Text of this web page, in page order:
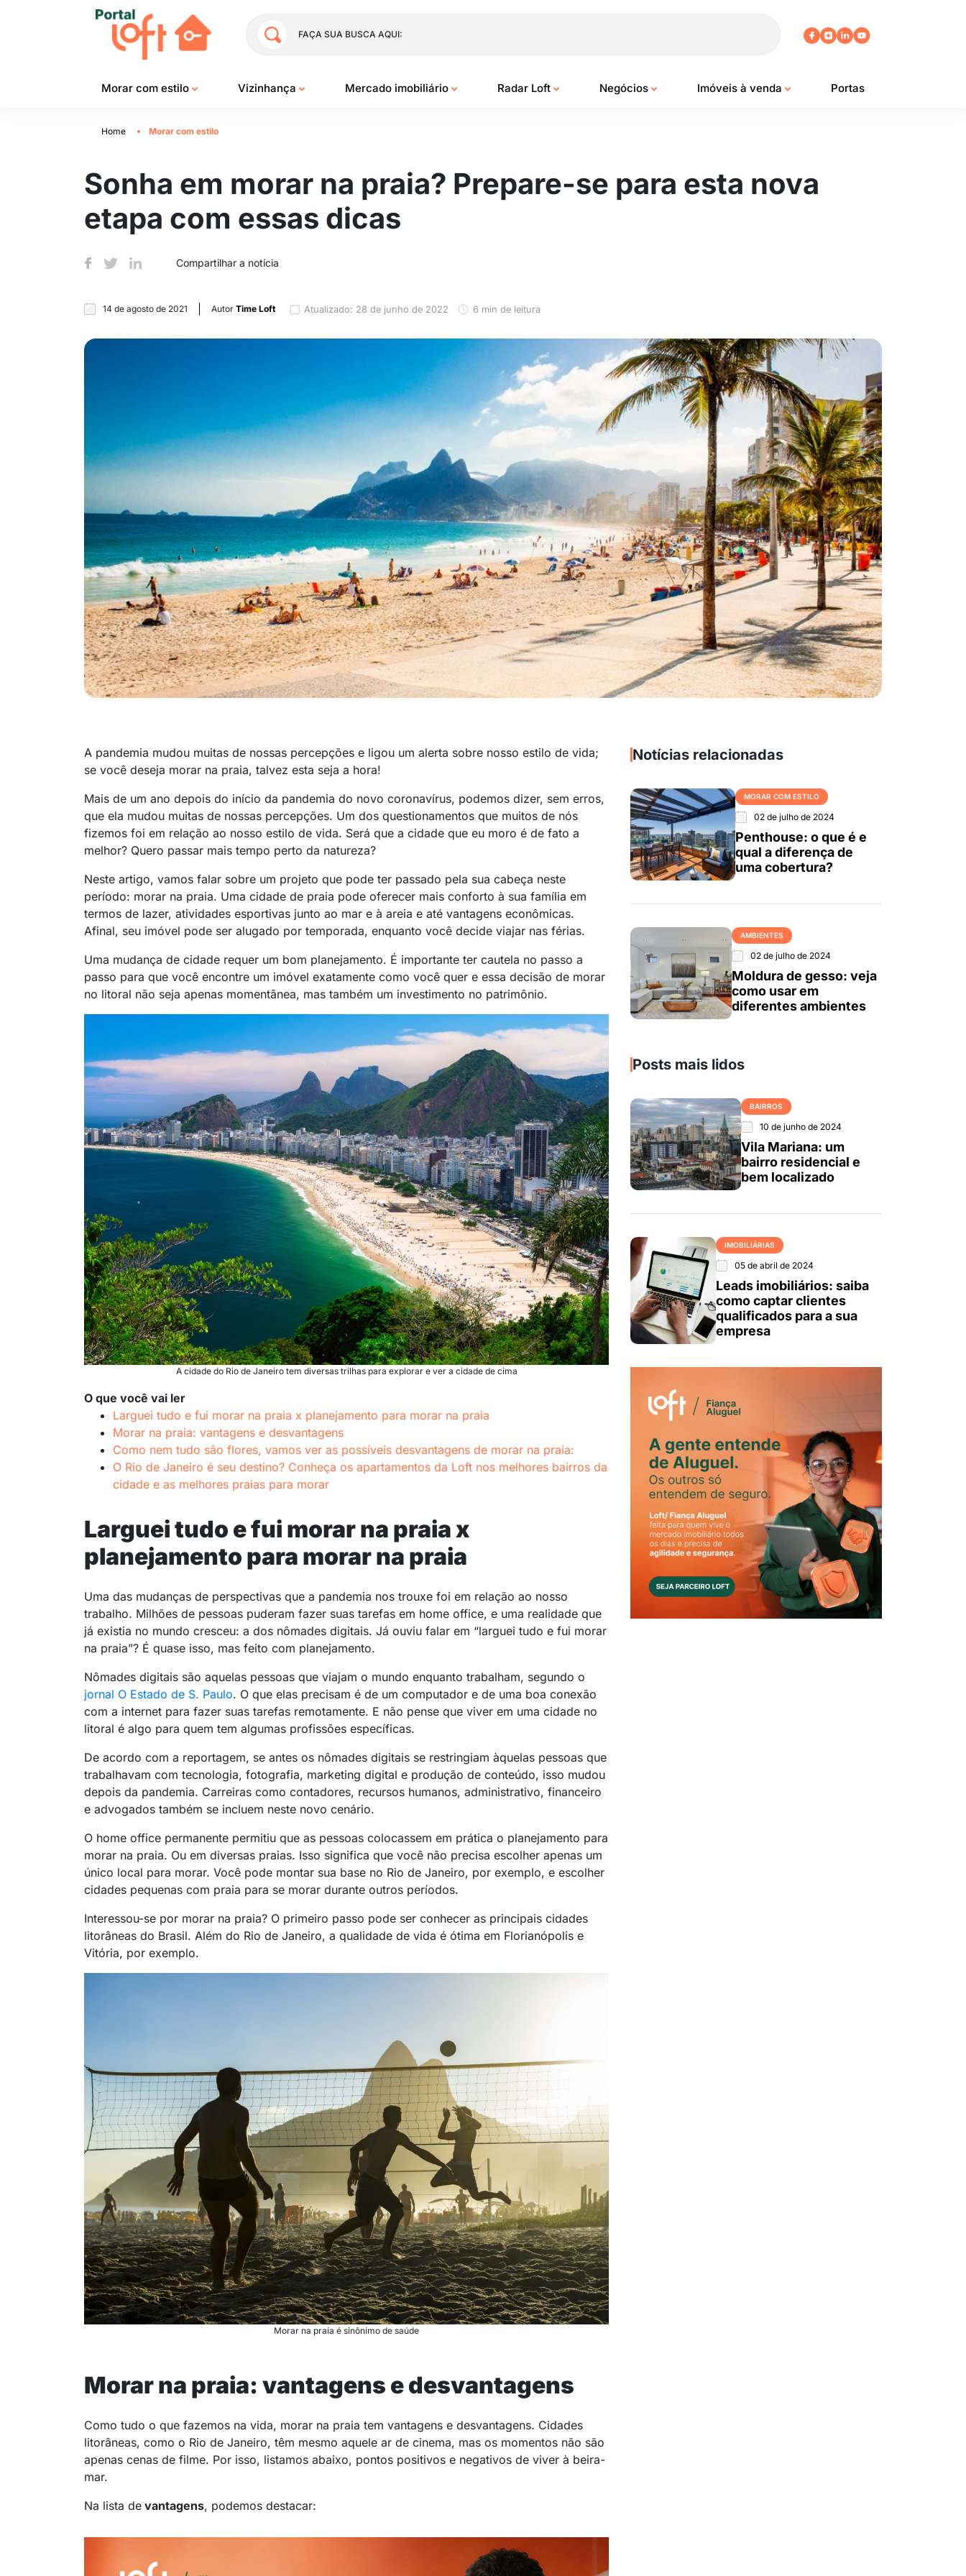
FAÇA SUA BUSCA AQUI:
Morar com estilo Vizinhança Mercado imobiliário Radar Loft Negócios Imóveis à venda Portas
Home Morar com estilo
Sonha em morar na praia? Prepare-se para esta nova
etapa com essas dicas
Compartilhar a notícia
14 de agosto de 2021 Autor Time Loft Atualizado: 28 de junho de 2022 6 min de leitura
A pandemia mudou muitas de nossas percepções e ligou um alerta sobre nosso estilo de vida;
se você deseja morar na praia, talvez esta seja a hora!
Mais de um ano depois do início da pandemia do novo coronavírus, podemos dizer, sem erros,
que ela mudou muitas de nossas percepções. Um dos questionamentos que muitos de nós
fizemos foi em relação ao nosso estilo de vida. Será que a cidade que eu moro é de fato a
melhor? Quero passar mais tempo perto da natureza?
Neste artigo, vamos falar sobre um projeto que pode ter passado pela sua cabeça neste
período: morar na praia. Uma cidade de praia pode oferecer mais conforto à sua família em
termos de lazer, atividades esportivas junto ao mar e à areia e até vantagens econômicas.
Afinal, seu imóvel pode ser alugado por temporada, enquanto você decide viajar nas férias.
Uma mudança de cidade requer um bom planejamento. É importante ter cautela no passo a
passo para que você encontre um imóvel exatamente como você quer e essa decisão de morar
no litoral não seja apenas momentânea, mas também um investimento no patrimônio.
A cidade do Rio de Janeiro tem diversas trilhas para explorar e ver a cidade de cima
O que você vai ler
Larguei tudo e fui morar na praia x planejamento para morar na praia
Morar na praia: vantagens e desvantagens
Como nem tudo são flores, vamos ver as possíveis desvantagens de morar na praia:
O Rio de Janeiro é seu destino? Conheça os apartamentos da Loft nos melhores bairros da
cidade e as melhores praias para morar
Larguei tudo e fui morar na praia x
planejamento para morar na praia
Uma das mudanças de perspectivas que a pandemia nos trouxe foi em relação ao nosso
trabalho. Milhões de pessoas puderam fazer suas tarefas em home office, e uma realidade que
já existia no mundo cresceu: a dos nômades digitais. Já ouviu falar em “larguei tudo e fui morar
na praia”? É quase isso, mas feito com planejamento.
Nômades digitais são aquelas pessoas que viajam o mundo enquanto trabalham, segundo o
jornal O Estado de S. Paulo. O que elas precisam é de um computador e de uma boa conexão
com a internet para fazer suas tarefas remotamente. E não pense que viver em uma cidade no
litoral é algo para quem tem algumas profissões específicas.
De acordo com a reportagem, se antes os nômades digitais se restringiam àquelas pessoas que
trabalhavam com tecnologia, fotografia, marketing digital e produção de conteúdo, isso mudou
depois da pandemia. Carreiras como contadores, recursos humanos, administrativo, financeiro
e advogados também se incluem neste novo cenário.
O home office permanente permitiu que as pessoas colocassem em prática o planejamento para
morar na praia. Ou em diversas praias. Isso significa que você não precisa escolher apenas um
único local para morar. Você pode montar sua base no Rio de Janeiro, por exemplo, e escolher
cidades pequenas com praia para se morar durante outros períodos.
Interessou-se por morar na praia? O primeiro passo pode ser conhecer as principais cidades
litorâneas do Brasil. Além do Rio de Janeiro, a qualidade de vida é ótima em Florianópolis e
Vitória, por exemplo.
Morar na praia é sinônimo de saúde
Morar na praia: vantagens e desvantagens
Como tudo o que fazemos na vida, morar na praia tem vantagens e desvantagens. Cidades
litorâneas, como o Rio de Janeiro, têm mesmo aquele ar de cinema, mas os momentos não são
apenas cenas de filme. Por isso, listamos abaixo, pontos positivos e negativos de viver à beira-
mar.
Na lista de vantagens, podemos destacar:
Notícias relacionadas
MORAR COM ESTILO
02 de julho de 2024
Penthouse: o que é e
qual a diferença de
uma cobertura?
AMBIENTES
02 de julho de 2024
Moldura de gesso: veja
como usar em
diferentes ambientes
Posts mais lidos
BAIRROS
10 de junho de 2024
Vila Mariana: um
bairro residencial e
bem localizado
IMOBILIÁRIAS
05 de abril de 2024
Leads imobiliários: saiba
como captar clientes
qualificados para a sua
empresa